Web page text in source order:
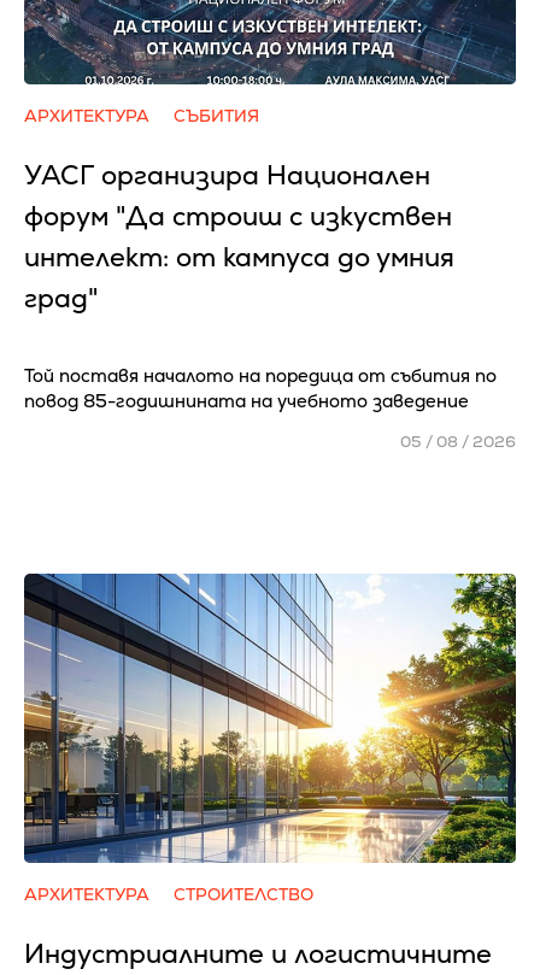
АРХИТЕКТУРА СЪБИТИЯ
УАСГ организира Национален
форум "Да строиш с изкуствен
интелект: от кампуса до умния
град"
Той поставя началото на поредица от събития по
повод 85-годишнината на учебното заведение
05 / 08 / 2026
АРХИТЕКТУРА СТРОИТЕЛСТВО
Индустриалните и логистичните